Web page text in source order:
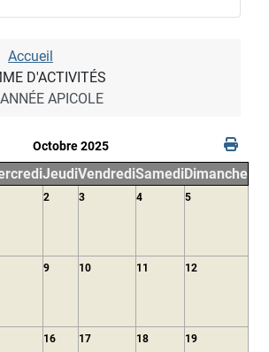
Accueil
D'ACTIVITÉS
APICOLE
Octobre 2025
JeudiVendrediSamediDimanche
2 3 4 5
9 10 11 12
16 17 18 19